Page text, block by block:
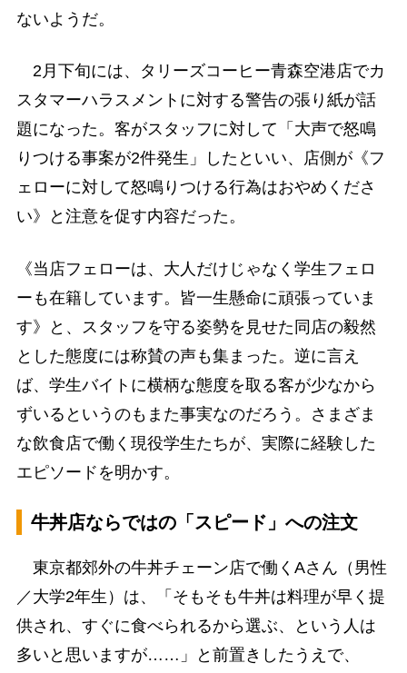
ないようだ。
2月下旬には、タリーズコーヒー青森空港店でカ
スタマーハラスメントに対する警告の張り紙が話
題になった。客がスタッフに対して「大声で怒鳴
りつける事案が2件発生」したといい、店側が《フ
ェローに対して怒鳴りつける行為はおやめくださ
い》と注意を促す内容だった。
《当店フェローは、大人だけじゃなく学生フェロ
ーも在籍しています。皆一生懸命に頑張っていま
す》と、スタッフを守る姿勢を見せた同店の毅然
とした態度には称賛の声も集まった。逆に言え
ば、学生バイトに横柄な態度を取る客が少なから
ずいるというのもまた事実なのだろう。さまざま
な飲食店で働く現役学生たちが、実際に経験した
エピソードを明かす。
牛丼店ならではの「スピード」への注文
東京都郊外の牛丼チェーン店で働くAさん（男性
／大学2年生）は、「そもそも牛丼は料理が早く提
供され、すぐに食べられるから選ぶ、という人は
多いと思いますが……」と前置きしたうえで、